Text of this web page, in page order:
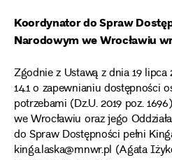
Koordynator do Spraw
Narodowym we Wrocławiu
Zgodnie z Ustawą z dnia 19 lipca
14.1 o zapewnianiu dostępności
potrzebami (Dz.U. 2019 poz.
we Wrocławiu oraz jego
do Spraw Dostępności pełni
kinga.laska@mnwr.pl (Agata